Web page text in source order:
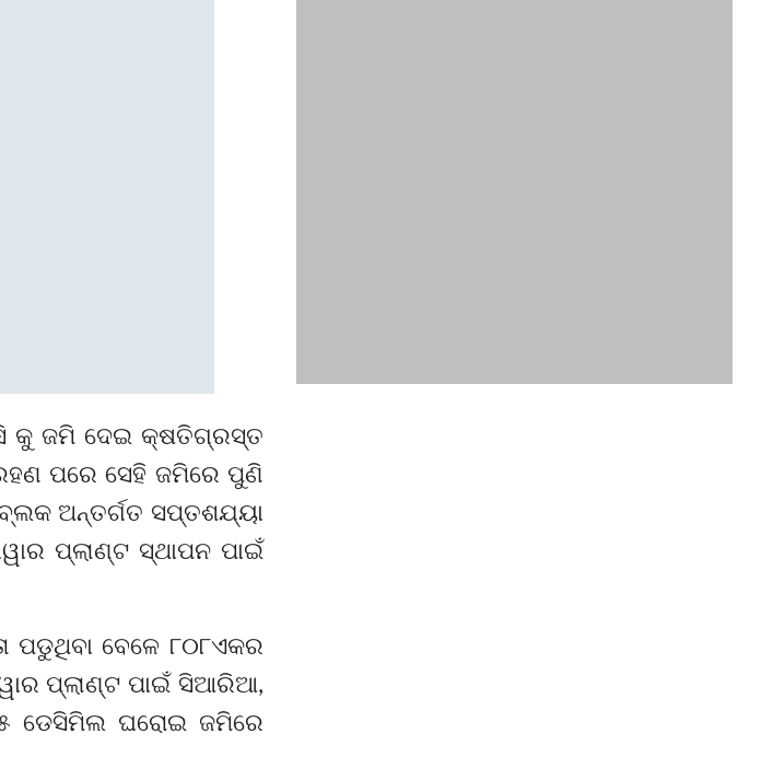
କୁ ଜମି ଦେଇ କ୍ଷତିଗ୍ରସ୍ତ
ପରେ ସେହି ଜମିରେ ପୁଣି
ଅନ୍ତର୍ଗତ ସପ୍ତଶଯ୍ୟା
ପ୍ଲାଣ୍ଟ ସ୍ଥାପନ ପାଇଁ
ପଡୁଥିବା ବେଳେ ୮୦୮ଏକର
ପ୍ଲାଣ୍ଟ ପାଇଁ ସିଆରିଆ,
ଡେସିମିଲ ଘରୋଇ ଜମିରେ